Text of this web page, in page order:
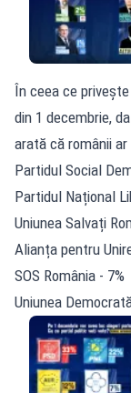
În ceea ce
din 1 decembrie,
arată că românii
Partidul Social
Partidul Național
Uniunea Salvați
Alianța pentru
SOS România - 7%
Uniunea